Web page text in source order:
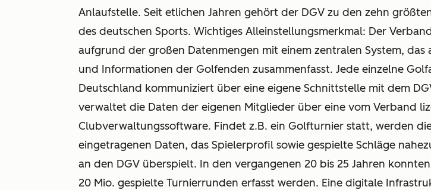
Anlaufstelle. Seit etlichen Jahren gehört der DGV zu den zehn
des deutschen Sports. Wichtiges Alleinstellungsmerkmal: Der
aufgrund der großen Datenmengen mit einem zentralen System, das
und Informationen der Golfenden zusammenfasst. Jede einzelne
Deutschland kommuniziert über eine eigene Schnittstelle mit dem
verwaltet die Daten der eigenen Mitglieder über eine vom Verband
Clubverwaltungssoftware. Findet z.B. ein Golfturnier statt, werden
eingetragenen Daten, das Spielerprofil sowie gespielte Schläge
an den DGV überspielt. In den vergangenen 20 bis 25 Jahren
20 Mio. gespielte Turnierrunden erfasst werden. Eine digitale